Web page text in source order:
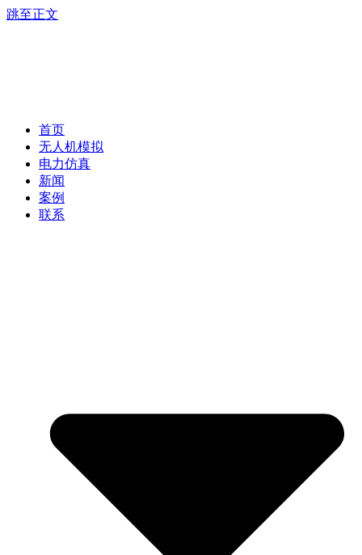
跳至正文
首页
无人机模拟
电力仿真
新闻
案例
联系